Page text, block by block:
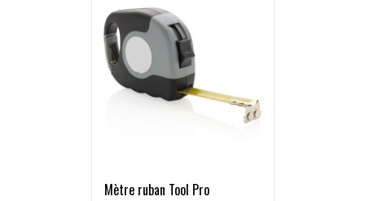
Mètre ruban Tool Pro